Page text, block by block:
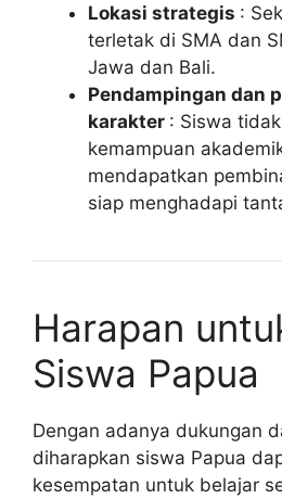
Lokasi strategis :
terletak di SMA dan
Jawa dan Bali.
Pendampingan dan
karakter : Siswa
kemampuan
mendapatkan
siap menghadapi
Harapan
Siswa Papua
Dengan adanya dukungan
diharapkan siswa Papua
kesempatan untuk belajar